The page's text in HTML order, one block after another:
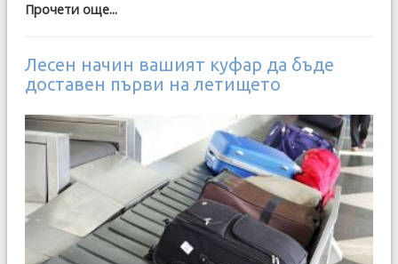
Прочети още...
Лесен начин вашият куфар да бъде
доставен първи на летището